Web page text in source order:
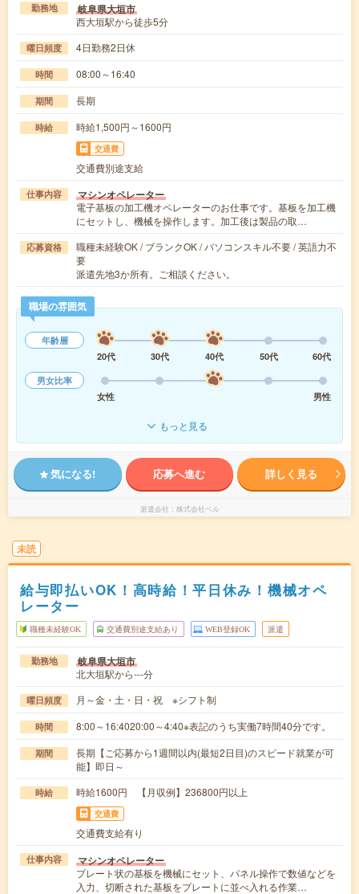
勤務地 岐阜県大垣市
西大垣駅から徒歩5分
曜日頻度 4日勤務2日休
時間 08:00～16:40
期間 長期
時給 時給1,500円～1600円
交通費
交通費別途支給
仕事内容 マシンオペレーター
電子基板の加工機オペレーターのお仕事です。基板を加工機
にセットし、機械を操作します。加工後は製品の取…
応募資格
職種未経験OK / ブランクOK / パソコンスキル不要 / 英語力不
要
派遣先地3か所有。ご相談ください。
職場の雰囲気
年齢層
20代
30代 40代 50代
60代
男女比率
女性
男性
もっと見る
気になる! 応募へ進む 詳しく見る
派遣会社 株式会社ベル
未読
給与即払いOK！高時給！平日休み！機械オペ
レーター
職種未経験OK 交通費別途支給あり WEB登録OK 派遣
勤務地 岐阜県大垣市
北大垣駅から---分
曜日頻度 月～金・土・日・祝 ※シフト制
時間 8:00～16:4020:00～4:40※表記のうち実働7時間40分です。
期間
長期【ご応募から1週間以内(最短2日目)のスピード就業が可
能】即日～
時給 時給1600円 【月収例】236800円以上
交通費
交通費支給有り
仕事内容 マシンオペレーター
プレート状の基板を機械にセット、パネル操作で数値などを
入力、切断された基板をプレートに並べ入れる作業…